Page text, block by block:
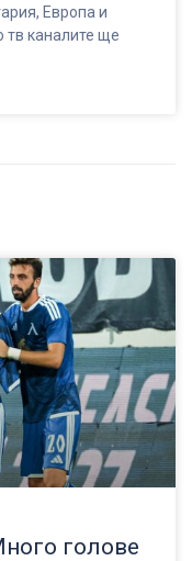
Европа и
тв каналите ще
голове